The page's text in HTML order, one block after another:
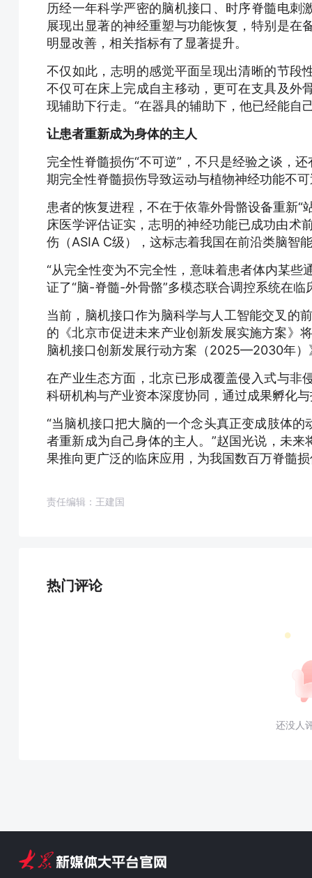
历经一年科学严密的脑机接口、时序脊髓电刺
展现出显著的神经重塑与功能恢复，特别是在
明显改善，相关指标有了显著提升。
不仅如此，志明的感觉平面呈现出清晰的节段
不仅可在床上完成自主移动，更可在支具及外
现辅助下行走。“在器具的辅助下，他已经能自
让患者重新成为身体的主人
完全性脊髓损伤“不可逆”，不只是经验之谈，
期完全性脊髓损伤导致运动与植物神经功能不
患者的恢复进程，不在于依靠外骨骼设备重新
床医学评估证实，志明的神经功能已成功由术
伤（ASIA C级），这标志着我国在前沿类脑智
“从完全性变为不完全性，意味着患者体内某些
证了“脑-脊髓-外骨骼”多模态联合调控系统在
当前，脑机接口作为脑科学与人工智能交叉的
的《北京市促进未来产业创新发展实施方案》
脑机接口创新发展行动方案（2025—2030年
在产业生态方面，北京已形成覆盖侵入式与非
科研机构与产业资本深度协同，通过成果孵化
“当脑机接口把大脑的一个念头真正变成肢体
者重新成为自己身体的主人。”赵国光说，未
果推向更广泛的临床应用，为我国数百万脊髓
责任编辑：王建国
热门评论
还没人